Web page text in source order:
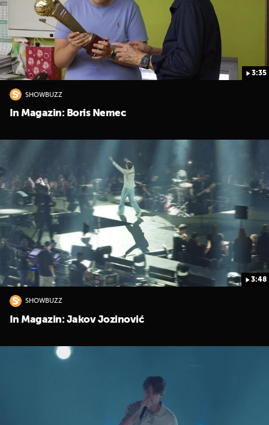
3:35
SHOWBUZZ
In Magazin: Boris Nemec
3:48
SHOWBUZZ
In Magazin: Jakov Jozinović